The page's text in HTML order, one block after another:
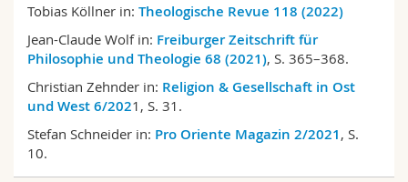
Tobias Köllner in: Theologische Revue 118 (2022)
Jean-Claude Wolf in: Freiburger Zeitschrift für
Philosophie und Theologie 68 (2021), S. 365–368.
Christian Zehnder in: Religion & Gesellschaft in Ost
und West 6/2021, S. 31.
Stefan Schneider in: Pro Oriente Magazin 2/2021 , S.
10.